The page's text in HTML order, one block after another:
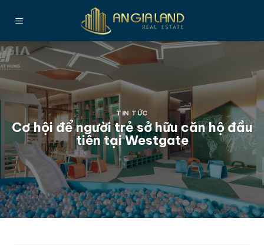
qua
dung
TIN TỨC
Cơ hội để người trẻ sở hữu căn hộ đầu
tiên tại Westgate